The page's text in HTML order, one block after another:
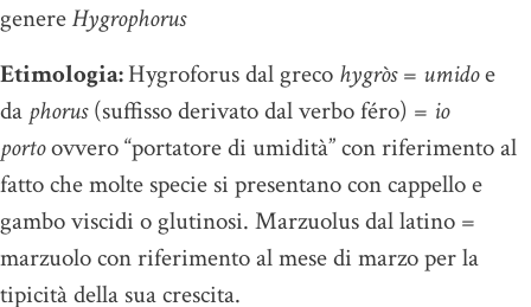
genereHygrophorus
Etimologia:Hygroforus dal greco hygròs= umidoe
da phorus(suffisso derivato dal verbo féro) = io
portoovvero “portatore di umidità” con riferimento al
fatto che molte specie si presentano con cappello e
gambo viscidi o glutinosi. Marzuolus dal latino =
marzuolo con riferimento al mese di marzo per la
tipicità della sua crescita.